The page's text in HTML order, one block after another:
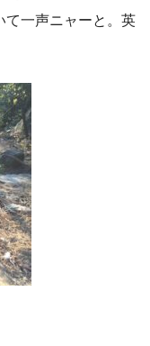
て一声ニャーと。英